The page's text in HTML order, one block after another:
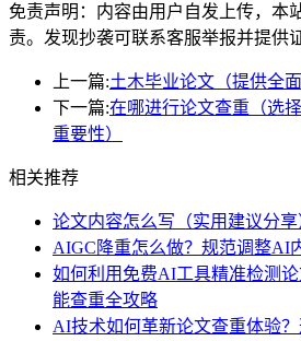
免责声明：内容由用户自发上传，本
责。发现抄袭可联系客服举报并提供
上一篇:土木毕业论文（提供全
下一篇:在哪进行论文查重（选
重要性）
相关推荐
论文内容怎么写（实用建议分享
AIGC降重怎么做？规范调整AI
如何利用免费AI工具精准检测论
能查重全攻略
AI技术如何革新论文查重体验